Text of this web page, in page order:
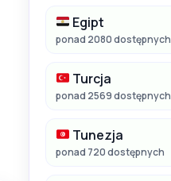
Egipt
ponad 2080 dostępnych
Turcja
ponad 2569 dostępnych
Tunezja
ponad 720 dostępnych